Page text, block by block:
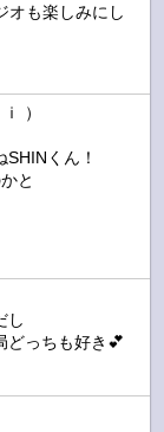
オも楽しみにし
）
くん！
と
し
っちも好き💕